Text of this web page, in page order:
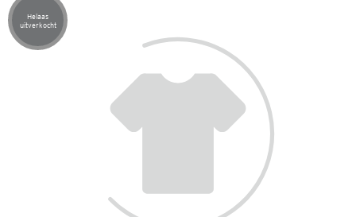
Artikel helaas uitverkocht
Helaas
uitverkocht